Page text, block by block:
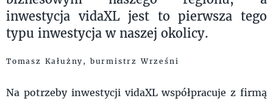
inwestycja vidaXL jest to pierwsza tego
typu inwestycja w naszej okolicy.
Tomasz Kałużny, burmistrz Wrześni
Na potrzeby inwestycji vidaXL współpracuje z firmą